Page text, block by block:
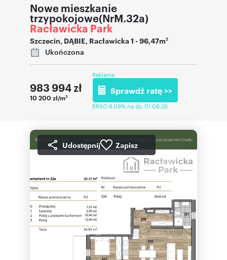
Nowe mieszkanie
trzypokojowe(NrM.32a)
Racławicka Park
Szczecin, DĄBIE, Racławicka 1 - 96,47m2
Ukończona
983 994zł
10 200 zł/m2
Reklama
Sprawdź ratę >>
RRSO 6,09% na dz. 01.06.26
Udostępnij Zapisz